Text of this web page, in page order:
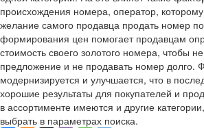
происхождения номера, оператор, которому
желание самого продавца продать номер
формирования цен помогает продавцам
стоимость своего золотого номера, чтобы
предложение и не продавать номер долго.
модернизируется и улучшается, что в
хорошие результаты для покупателей и
в ассортименте имеются и другие
выбрать в параметрах поиска.